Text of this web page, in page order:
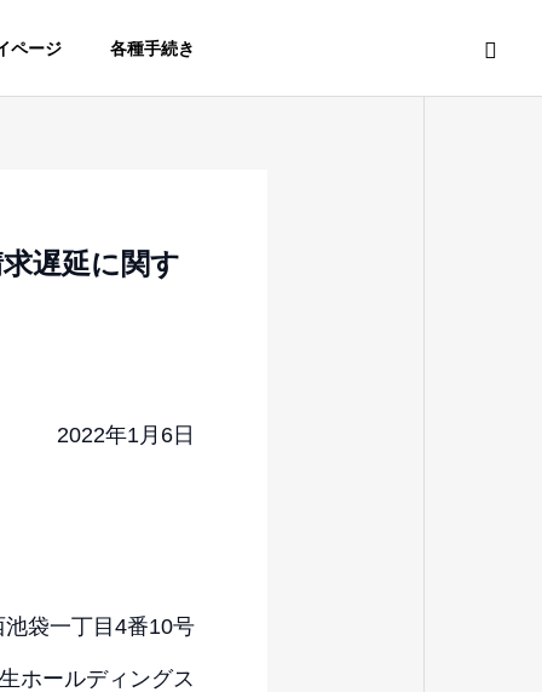
ページ 各種手続き
遅延に関す
2022年1月6日
袋一丁目4番10号
ホールディングス